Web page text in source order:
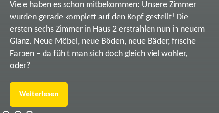
Viele haben es schon mitbekommen: Unsere Zimmer
wurden gerade komplett auf den Kopf gestellt! Die
ersten sechs Zimmer in Haus 2 erstrahlen nun in neuem
Glanz. Neue Möbel, neue Böden, neue Bäder, frische
Farben – da fühlt man sich doch gleich viel wohler,
oder?
Weiterlesen